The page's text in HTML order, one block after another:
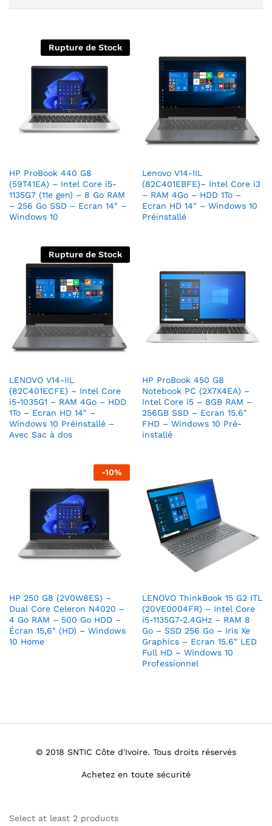
Rupture de Stock
HP ProBook 440 G8
(59T41EA) – Intel Core i5-
1135G7 (11e gen) – 8 Go RAM
– 256 Go SSD – Ecran 14″ –
Windows 10
Lenovo V14-IIL
(82C401EBFE)– Intel Core i3
– RAM 4Go – HDD 1To –
Ecran HD 14″ – Windows 10
Préinstallé
Rupture de Stock
LENOVO V14-IIL
(82C401ECFE) – Intel Core
i5-1035G1 – RAM 4Go – HDD
1To – Ecran HD 14″ –
Windows 10 Préinstallé –
Avec Sac à dos
HP ProBook 450 G8
Notebook PC (2X7X4EA) –
Intel Core i5 – 8GB RAM –
256GB SSD – Ecran 15.6″
FHD – Windows 10 Pré-
installé
-10%
HP 250 G8 (2V0W8ES) –
Dual Core Celeron N4020 –
4 Go RAM – 500 Go HDD –
Écran 15,6″ (HD) – Windows
10 Home
LENOVO ThinkBook 15 G2 ITL
(20VE0004FR) – Intel Core
i5-1135G7-2.4GHz – RAM 8
Go – SSD 256 Go – Iris Xe
Graphics – Ecran 15.6″ LED
Full HD – Windows 10
Professionnel
© 2018 SNTIC Côte d'Ivoire. Tous droits réservés
Achetez en toute sécurité
Select at least 2 products